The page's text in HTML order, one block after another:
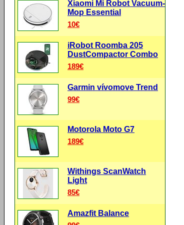
Xiaomi Mi Robot Vacuum-
Mop Essential
10€
iRobot Roomba 205
DustCompactor Combo
189€
Garmin vívomove Trend
99€
Motorola Moto G7
189€
Withings ScanWatch
Light
85€
Amazfit Balance